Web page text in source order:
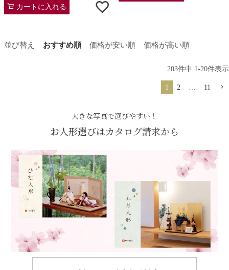
カートに入れる
並び替え おすすめ順 価格が安い順 価格が高い順
203件中 1-20件表示
1 2 … 11
大きな写真で選びやすい！
お人形選びはカタログ請求から